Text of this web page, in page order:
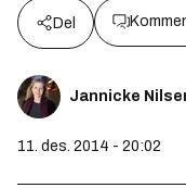
Del
Jannicke
11. des. 2014 - 20:02